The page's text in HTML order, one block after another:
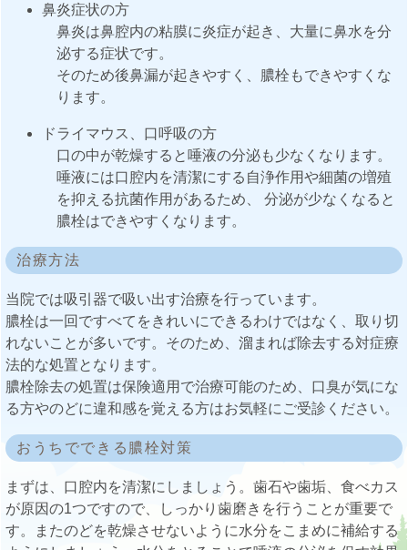
鼻炎症状の方
鼻炎は鼻腔内の粘膜に炎症が起き、大量に鼻水を分
泌する症状です。
そのため後鼻漏が起きやすく、膿栓もできやすくな
ります。
ドライマウス、口呼吸の方
口の中が乾燥すると唾液の分泌も少なくなります。
唾液には口腔内を清潔にする自浄作用や細菌の増殖
を抑える抗菌作用があるため、 分泌が少なくなると
膿栓はできやすくなります。
治療方法
当院では吸引器で吸い出す治療を行っています。
膿栓は一回ですべてをきれいにできるわけではなく、取り切
れないことが多いです。そのため、溜まれば除去する対症療
法的な処置となります。
膿栓除去の処置は保険適用で治療可能のため、口臭が気にな
る方やのどに違和感を覚える方はお気軽にご受診ください。
おうちでできる膿栓対策
まずは、口腔内を清潔にしましょう。歯石や歯垢、食べカス
が原因の1つですので、しっかり歯磨きを行うことが重要で
す。またのどを乾燥させないように水分をこまめに補給する